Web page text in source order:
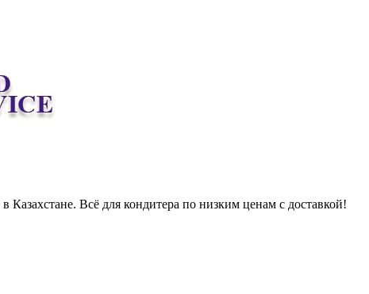
Казахстане. Всё для кондитера по низким ценам с доставкой!